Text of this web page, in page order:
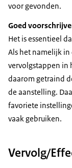
voor gevonden.
Goed
Het is essentieel
Als het namelijk in
vervolgstappen in
daarom getraind
de aanstelling.
favoriete
vaak gebruiken.
Vervolg/